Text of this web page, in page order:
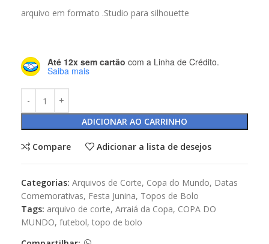
arquivo em formato .Studio para silhouette
Até 12x sem cartão com a Linha de Crédito.
Saiba mais
ADICIONAR AO CARRINHO
Compare Adicionar a lista de desejos
Categorias: Arquivos de Corte, Copa do Mundo, Datas
Comemorativas, Festa Junina, Topos de Bolo
Tags: arquivo de corte, Arraiá da Copa, COPA DO
MUNDO, futebol, topo de bolo